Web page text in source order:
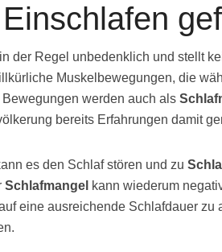
der Regel unbedenklich und stellt
Muskelbewegungen, die
werden auch als
bereits Erfahrungen damit
es den Schlaf stören und zu
Schlafmangel kann wiederum
eine ausreichende Schlafdauer zu